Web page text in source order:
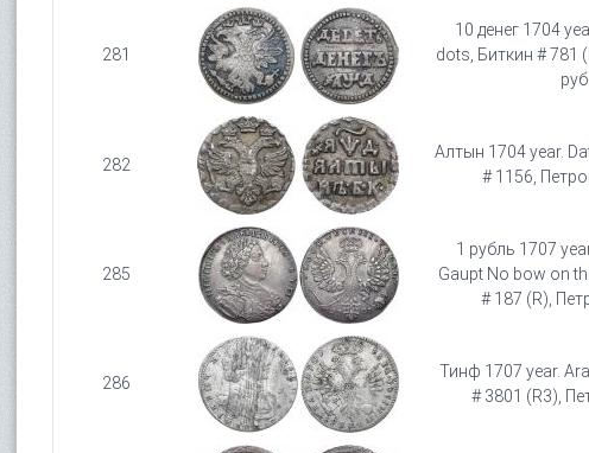
281
10 денег 1704
dots, Биткин # 781
руб.
282
Алтын 1704 year.
# 1156,
285
1 рубль 1707
Gaupt No bow on
# 187 (R),
286
Тинф 1707 year.
# 3801 (R3),